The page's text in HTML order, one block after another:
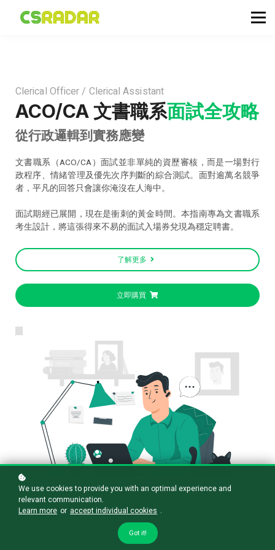
公務員投考資訊
會員登入／註冊
Clerical Officer / Clerical Assistant
ACO/CA 文書職系面試全攻略
從行政邏輯到實務應變
文書職系（ACO/CA）面試並非單純的資歷審核，而是一場對行
政程序、情緒管理及優先次序判斷的綜合測試。面對逾萬名競爭
者，平凡的回答只會讓你淹沒在人海中。
面試期經已展開，現在是衝刺的黃金時間。本指南專為文書職系
考生設計，將這張得來不易的面試入場券兌現為穩定聘書。
了解更多
立即購買
We use cookies to provide you with an optimal experience and
relevant communication.
Learn more or accept individual cookies .
Got it!